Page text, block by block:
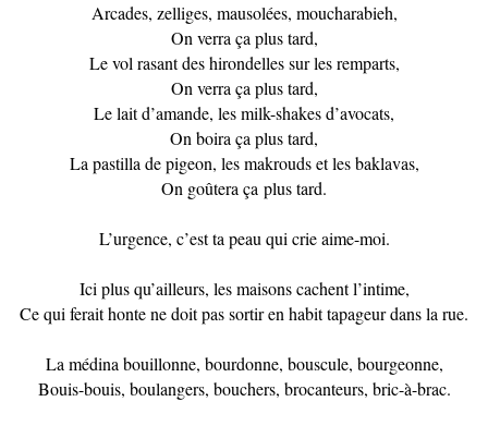
Arcades, zelliges, mausolées, moucharabieh,
On verra ça plus tard,
Le vol rasant des hirondelles sur les remparts,
On verra ça plus tard,
Le lait d’amande, les milk-shakes d’avocats,
On boira ça plus tard,
La pastilla de pigeon, les makrouds et les baklavas,
On goûtera ça plus tard.
L’urgence, c’est ta peau qui crie aime-moi.
Ici plus qu’ailleurs, les maisons cachent l’intime,
Ce qui ferait honte ne doit pas sortir en habit tapageur dans la rue.
La médina bouillonne, bourdonne, bouscule, bourgeonne,
Bouis-bouis, boulangers, bouchers, brocanteurs, bric-à-brac.